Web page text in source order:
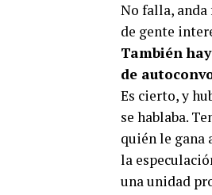
No falla, anda
de gente
También
de
Es cierto, y
se hablaba.
quién le gana
la
una unidad